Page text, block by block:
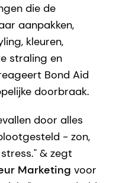
die de
aanpakken,
kleuren,
straling en
Bond Aid
doorbraak.
door alles
- zon,
& zegt
Marketing voor